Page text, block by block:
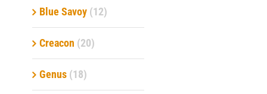
Blue Savoy (12)
Creacon (20)
Genus (18)